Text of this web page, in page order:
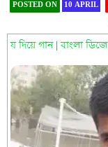
POSTED ON 10 APRIL
য দিয়ে গান | বাংলা